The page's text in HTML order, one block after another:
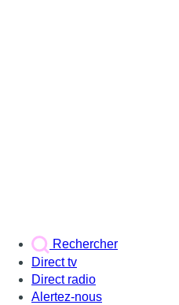
Rechercher
Direct tv
Direct radio
Alertez-nous